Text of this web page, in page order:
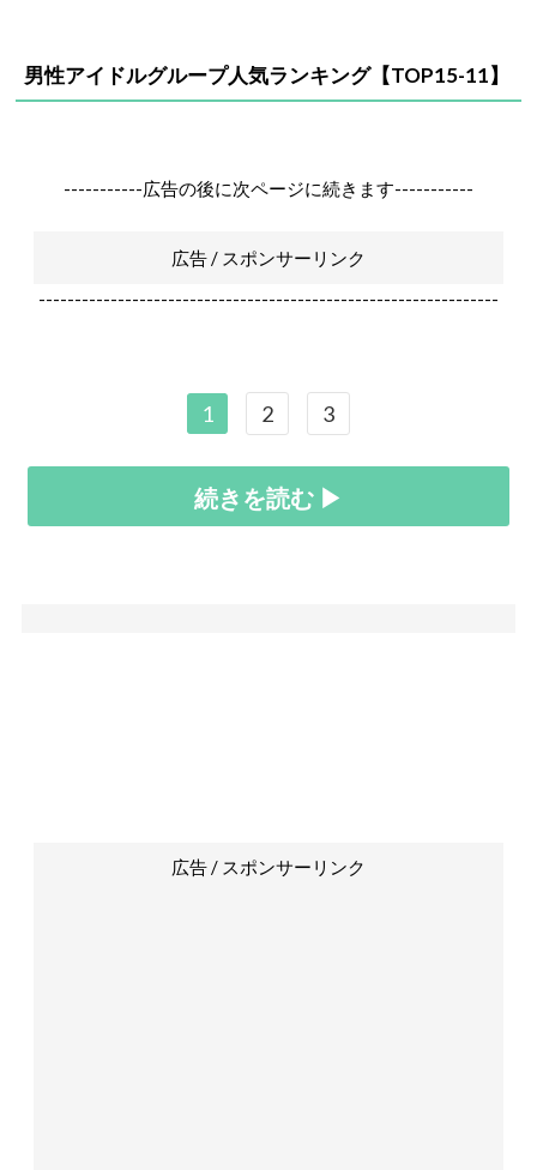
男性アイドルグループ人気ランキング【TOP15-11】
-----------広告の後に次ページに続きます-----------
広告 / スポンサーリンク
----------------------------------------------------------------
1 2 3
続きを読む ▶
広告 / スポンサーリンク